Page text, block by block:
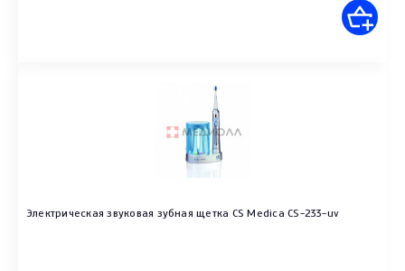
Электрическая звуковая зубная щетка CS Medica CS-233-uv